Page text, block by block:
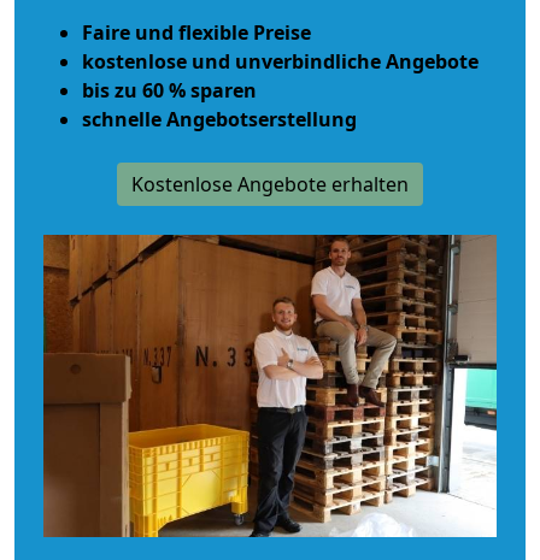
Faire und flexible Preise
kostenlose und unverbindliche Angebote
bis zu 60 % sparen
schnelle Angebotserstellung
Kostenlose Angebote erhalten